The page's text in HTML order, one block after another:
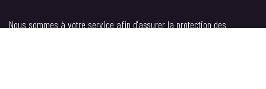
Nous sommes à votre service afin d'assurer la protection des